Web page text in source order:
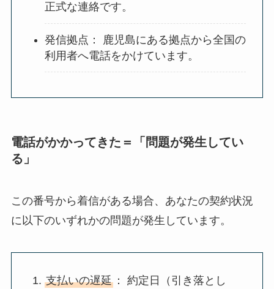
正式な連絡です。
発信拠点： 鹿児島にある拠点から全国の
利用者へ電話をかけています。
電話がかかってきた＝「問題が発生してい
る」
この番号から着信がある場合、あなたの契約状況
に以下のいずれかの問題が発生しています。
支払いの遅延： 約定日（引き落とし